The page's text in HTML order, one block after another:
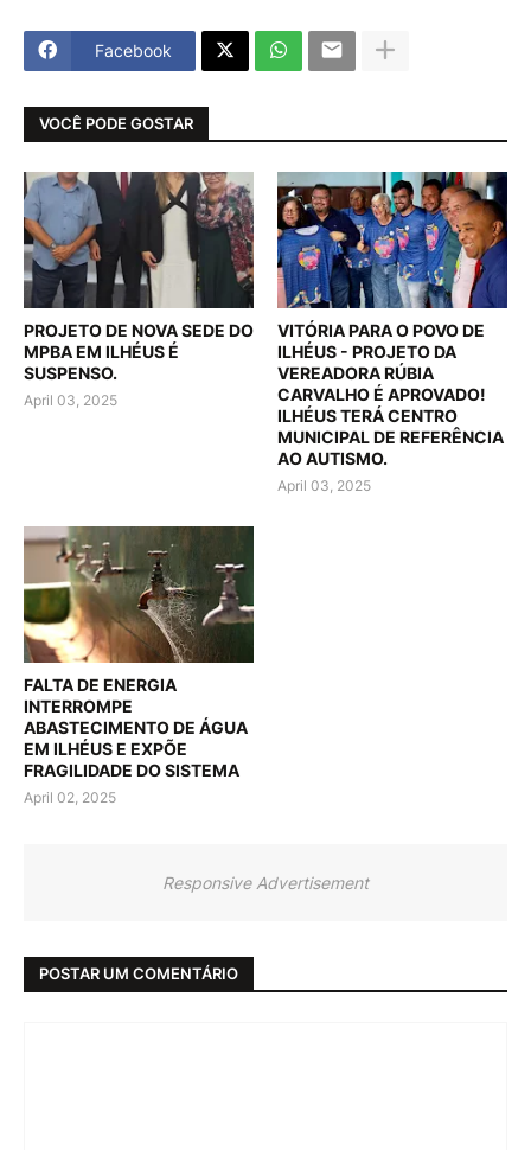
Facebook
VOCÊ PODE GOSTAR
PROJETO DE NOVA SEDE DO
MPBA EM ILHÉUS É
SUSPENSO.
April 03, 2025
VITÓRIA PARA O POVO DE
ILHÉUS - PROJETO DA
VEREADORA RÚBIA
CARVALHO É APROVADO!
ILHÉUS TERÁ CENTRO
MUNICIPAL DE REFERÊNCIA
AO AUTISMO.
April 03, 2025
FALTA DE ENERGIA
INTERROMPE
ABASTECIMENTO DE ÁGUA
EM ILHÉUS E EXPÕE
FRAGILIDADE DO SISTEMA
April 02, 2025
Responsive Advertisement
POSTAR UM COMENTÁRIO